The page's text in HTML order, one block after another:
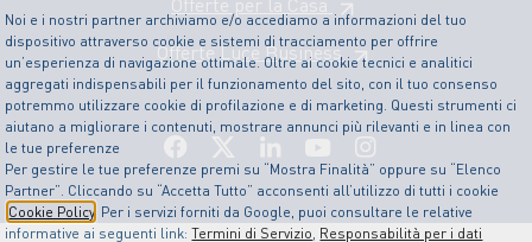
Noi e i nostri partner archiviamo e/o accediamo a informazioni del tuo
dispositivo attraverso cookie e sistemi di tracciamento per offrire
un’esperienza di navigazione ottimale. Oltre ai cookie tecnici e analitici
aggregati indispensabili per il funzionamento del sito, con il tuo consenso
potremmo utilizzare cookie di profilazione e di marketing. Questi strumenti ci
aiutano a migliorare i contenuti, mostrare annunci più rilevanti e in linea con
le tue preferenze
Per gestire le tue preferenze premi su “Mostra Finalità” oppure su “Elenco
Partner”. Cliccando su “Accetta Tutto” acconsenti all’utilizzo di tutti i cookie
Cookie Policy . Per i servizi forniti da Google, puoi consultare le relative
informative ai seguenti link:Termini di Servizio, Responsabilità per i dati
Offerte Luce Business